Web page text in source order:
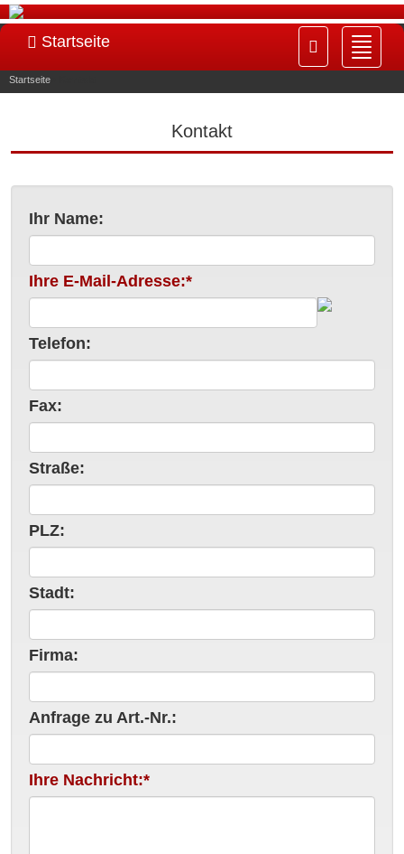
ein-/
Startseite
Startseite
Kontakt
Ihr Name:
Ihre E-Mail-Adresse:*
Telefon:
Fax:
Straße:
PLZ:
Stadt:
Firma:
Anfrage zu Art.-Nr.:
Ihre Nachricht:*